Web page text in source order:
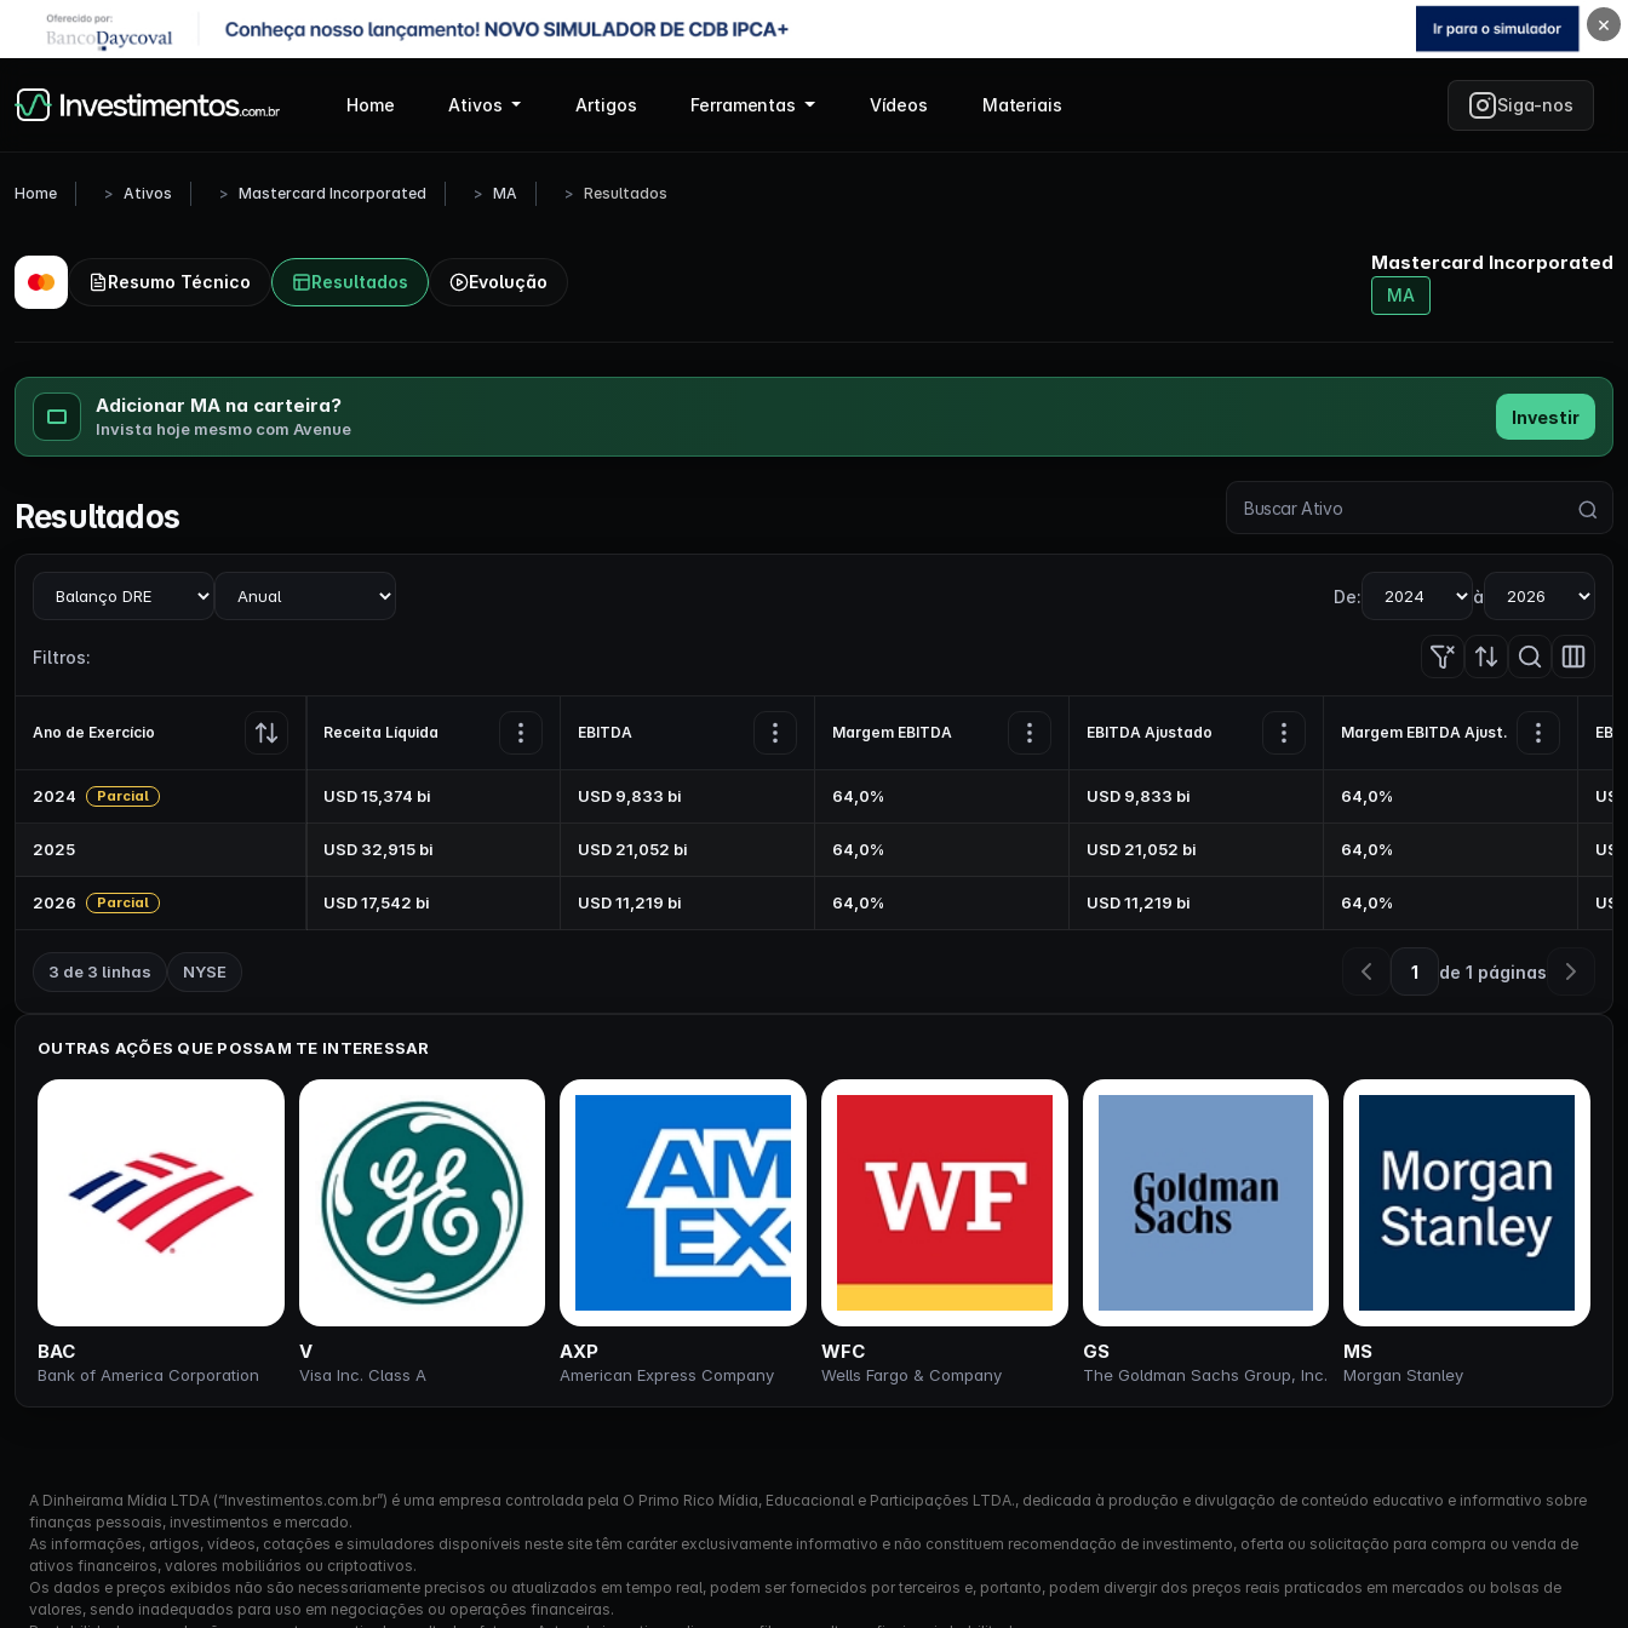
×
Home Ativos Artigos Ferramentas Vídeos Materiais Siga-nos
Home Ativos Mastercard Incorporated MA Resultados
Resumo Técnico Resultados Evolução
Mastercard Incorporated
MA
Adicionar MA na carteira?
Invista hoje mesmo com Avenue
Investir
Resultados
Buscar ativo
Visão
Periodicidade
De: à
Filtros:
Ano de Exercício Receita Líquida EBITDA Margem EBITDA EBITDA Ajustado Margem EBITDA Ajust. EBIT
2024 Parcial USD 15,374 bi USD 9,833 bi 64,0% USD 9,833 bi 64,0%
2025 USD 32,915 bi USD 21,052 bi 64,0% USD 21,052 bi 64,0%
2026 Parcial USD 17,542 bi USD 11,219 bi 64,0% USD 11,219 bi 64,0%
3 de 3 linhas NYSE 1 de 1 páginas
OUTRAS AÇÕES QUE POSSAM TE INTERESSAR
BAC
Bank of America Corporation
V
Visa Inc. Class A
AXP
American Express Company
WFC
Wells Fargo & Company
GS
The Goldman Sachs Group, Inc.
MS
Morgan Stanley
A Dinheirama Mídia LTDA (“Investimentos.com.br”) é uma empresa controlada pela O Primo Rico Mídia, Educacional e Participações LTDA., dedicada à produção e divulgação de conteúdo educativo e informativo sobre
finanças pessoais, investimentos e mercado.
As informações, artigos, vídeos, cotações e simuladores disponíveis neste site têm caráter exclusivamente informativo e não constituem recomendação de investimento, oferta ou solicitação para compra ou venda de
ativos financeiros, valores mobiliários ou criptoativos.
Os dados e preços exibidos não são necessariamente precisos ou atualizados em tempo real, podem ser fornecidos por terceiros e, portanto, podem divergir dos preços reais praticados em mercados ou bolsas de
valores, sendo inadequados para uso em negociações ou operações financeiras.